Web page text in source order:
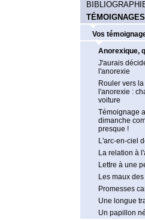
TÉMOIGNAGES
Vos
Anorexique,
J'aurais
l'anorexie
Rouler vers
l'anorexie :
voiture
Témoignage
dimanche
presque !
L'arc-en-ciel
La relation à
Lettre à une
Les maux
Promesses
Une longue
Un papillon